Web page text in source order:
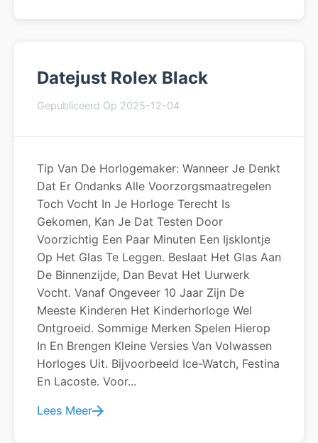
Datejust Rolex Black
Gepubliceerd Op 2025-12-04
Tip Van De Horlogemaker: Wanneer Je Denkt
Dat Er Ondanks Alle Voorzorgsmaatregelen
Toch Vocht In Je Horloge Terecht Is
Gekomen, Kan Je Dat Testen Door
Voorzichtig Een Paar Minuten Een Ijsklontje
Op Het Glas Te Leggen. Beslaat Het Glas Aan
De Binnenzijde, Dan Bevat Het Uurwerk
Vocht. Vanaf Ongeveer 10 Jaar Zijn De
Meeste Kinderen Het Kinderhorloge Wel
Ontgroeid. Sommige Merken Spelen Hierop
In En Brengen Kleine Versies Van Volwassen
Horloges Uit. Bijvoorbeeld Ice-Watch, Festina
En Lacoste. Voor...
Lees Meer